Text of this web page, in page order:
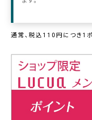
通常、税込110円につき1